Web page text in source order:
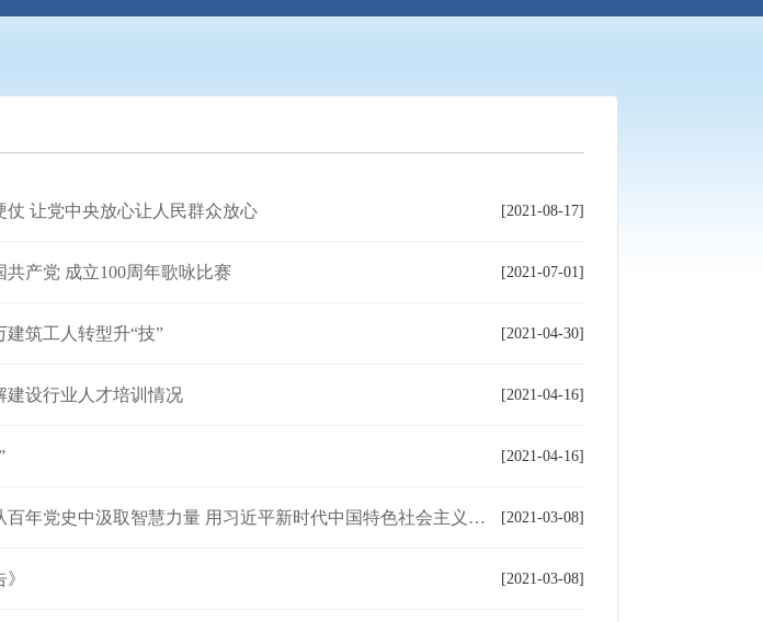
[2021-08-17]
让党中央放心让人民群众放心
[2021-07-01]
产党 成立100周年歌咏比赛
[2021-04-30]
筑工人转型升“技”
[2021-04-16]
建设行业人才培训情况
[2021-04-16]
[2021-03-08]
中汲取智慧力量 用习近平新时代中国特色社会主义思想指引复兴伟业
[2021-03-08]